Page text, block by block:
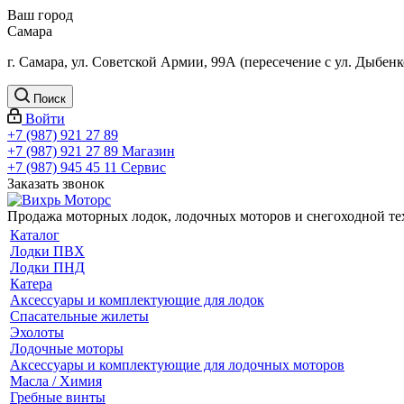
Ваш город
Самара
г. Самара, ул. Советской Армии, 99А (пересечение с ул.
Поиск
Войти
+7 (987) 921 27 89
+7 (987) 921 27 89 Магазин
+7 (987) 945 45 11 Сервис
Заказать звонок
Продажа моторных лодок, лодочных моторов и снегоходной
Каталог
Лодки ПВХ
Лодки ПНД
Катера
Аксессуары и комплектующие для лодок
Спасательные жилеты
Эхолоты
Лодочные моторы
Аксессуары и комплектующие для лодочных моторов
Масла / Химия
Гребные винты